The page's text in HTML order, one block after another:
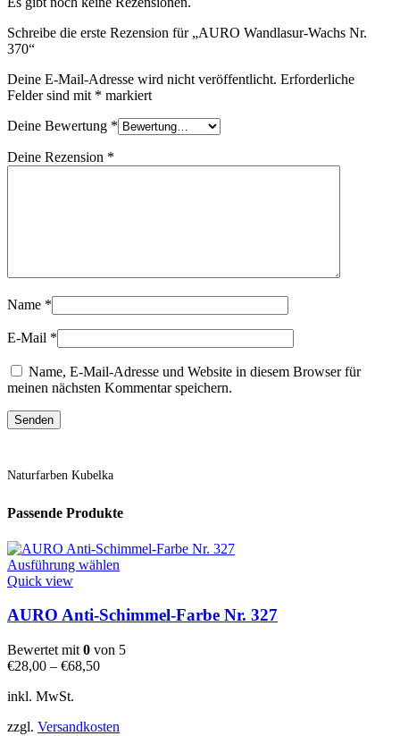
Schreibe die erste Rezension für „AURO Wandlasur-Wachs Nr.
370“
Deine E-Mail-Adresse wird nicht veröffentlicht. Erforderliche
Felder sind mit * markiert
Deine Bewertung *
Deine Rezension *
Name *
E-Mail *
Name, E-Mail-Adresse und Website in diesem Browser für
meinen nächsten Kommentar speichern.
Naturfarben Kubelka
Passende Produkte
Ausführung wählen
mehrere
auf.
Quick view
AURO Anti-Schimmel-Farbe Nr. 327
Bewertet mit 0 von 5
€28,00 – €68,50
inkl. MwSt.
zzgl. Versandkosten